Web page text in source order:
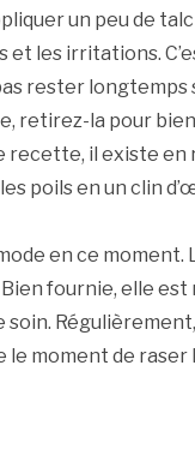
un peu de
les irritations.
rester longtemps
retirez-la pour
recette, il existe en
poils en un clin
en ce moment.
fournie, elle
le moment de